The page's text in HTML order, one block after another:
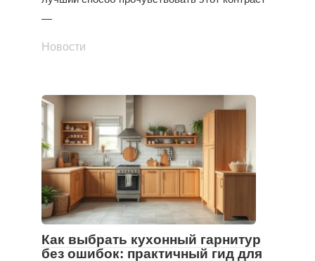
—
Новости
Как выбрать кухонный гарнитур
без ошибок: практичный гид для